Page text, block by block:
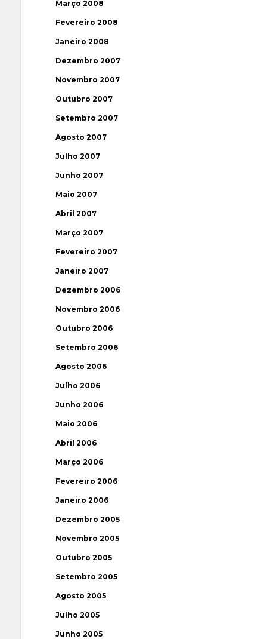
Março 2008
Fevereiro 2008
Janeiro 2008
Dezembro 2007
Novembro 2007
Outubro 2007
Setembro 2007
Agosto 2007
Julho 2007
Junho 2007
Maio 2007
Abril 2007
Março 2007
Fevereiro 2007
Janeiro 2007
Dezembro 2006
Novembro 2006
Outubro 2006
Setembro 2006
Agosto 2006
Julho 2006
Junho 2006
Maio 2006
Abril 2006
Março 2006
Fevereiro 2006
Janeiro 2006
Dezembro 2005
Novembro 2005
Outubro 2005
Setembro 2005
Agosto 2005
Julho 2005
Junho 2005